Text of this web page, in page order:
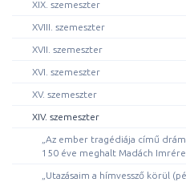
XIX. szemeszter
XVIII. szemeszter
XVII. szemeszter
XVI. szemeszter
XV. szemeszter
XIV. szemeszter
„Az ember tragédiája című
150 éve meghalt Madách
„Utazásaim a hímvessző körül